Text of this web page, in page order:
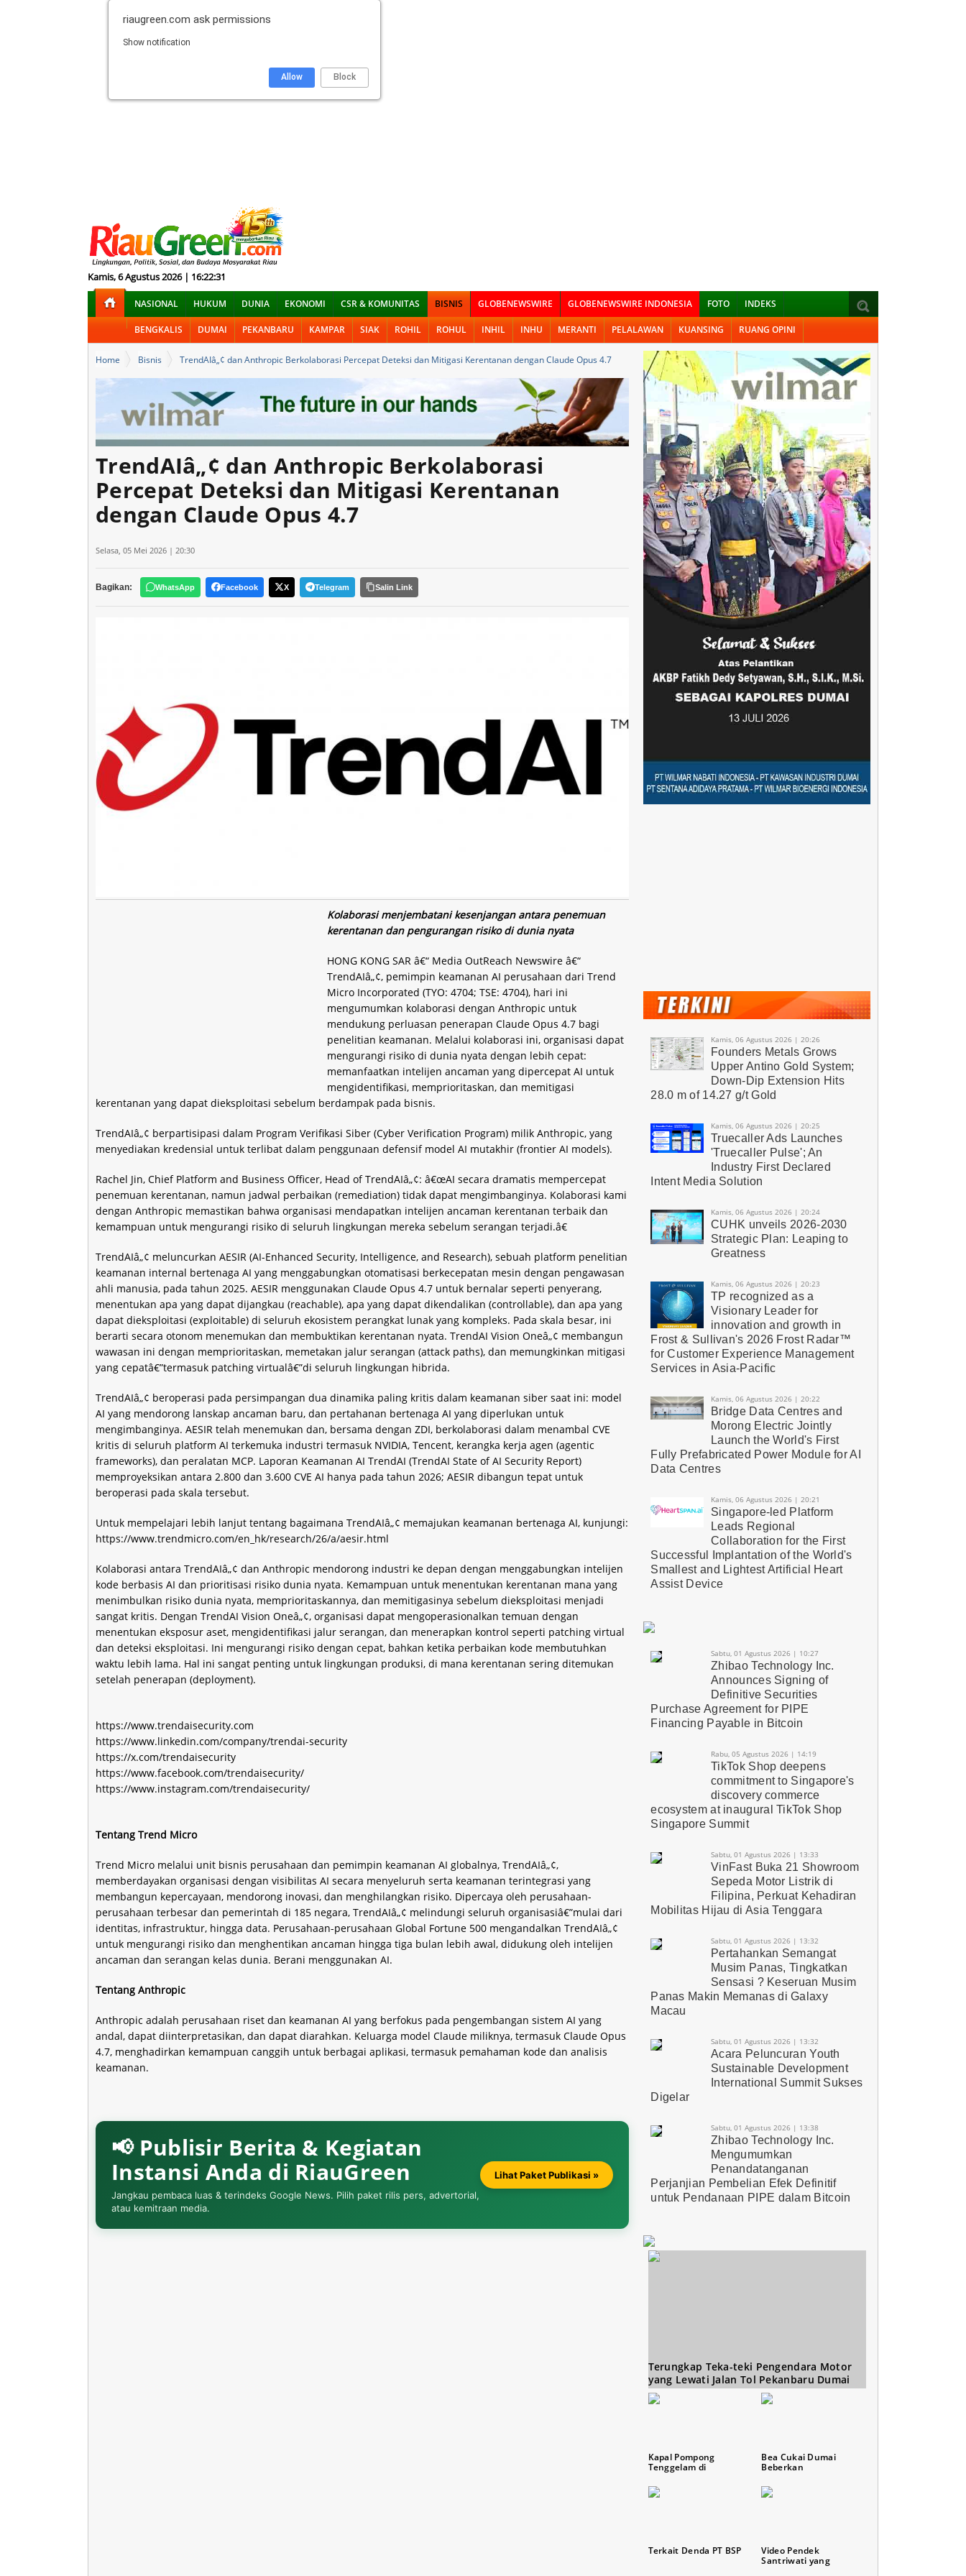
Kamis, 6 Agustus 2026 | 16:22:32
NASIONAL HUKUM DUNIA EKONOMI CSR & KOMUNITAS BISNIS GLOBENEWSWIRE GLOBENEWSWIRE INDONESIA FOTO INDEKS
BENGKALIS DUMAI PEKANBARU KAMPAR SIAK ROHIL ROHUL INHIL INHU MERANTI PELALAWAN KUANSING RUANG OPINI
Home Bisnis TrendAIâ„¢ dan Anthropic Berkolaborasi Percepat Deteksi dan Mitigasi Kerentanan dengan Claude Opus 4.7
TrendAIâ„¢ dan Anthropic Berkolaborasi
Percepat Deteksi dan Mitigasi Kerentanan
dengan Claude Opus 4.7
Selasa, 05 Mei 2026 | 20:30
Bagikan: WhatsApp Facebook X Telegram Salin Link
Kolaborasi menjembatani kesenjangan antara penemuan
kerentanan dan pengurangan risiko di dunia nyata
HONG KONG SAR â€“ Media OutReach Newswire â€“
TrendAIâ„¢, pemimpin keamanan AI perusahaan dari Trend
Micro Incorporated (TYO: 4704; TSE: 4704), hari ini
mengumumkan kolaborasi dengan Anthropic untuk
mendukung perluasan penerapan Claude Opus 4.7 bagi
penelitian keamanan. Melalui kolaborasi ini, organisasi dapat
mengurangi risiko di dunia nyata dengan lebih cepat:
memanfaatkan intelijen ancaman yang dipercepat AI untuk
mengidentifikasi, memprioritaskan, dan memitigasi
kerentanan yang dapat dieksploitasi sebelum berdampak pada bisnis.
TrendAIâ„¢ berpartisipasi dalam Program Verifikasi Siber (Cyber Verification Program) milik Anthropic, yang
menyediakan kredensial untuk terlibat dalam penggunaan defensif model AI mutakhir (frontier AI models).
Rachel Jin, Chief Platform and Business Officer, Head of TrendAIâ„¢: â€œAI secara dramatis mempercepat
penemuan kerentanan, namun jadwal perbaikan (remediation) tidak dapat mengimbanginya. Kolaborasi kami
dengan Anthropic memastikan bahwa organisasi mendapatkan intelijen ancaman kerentanan terbaik dan
kemampuan untuk mengurangi risiko di seluruh lingkungan mereka sebelum serangan terjadi.â€
TrendAIâ„¢ meluncurkan AESIR (AI-Enhanced Security, Intelligence, and Research), sebuah platform penelitian
keamanan internal bertenaga AI yang menggabungkan otomatisasi berkecepatan mesin dengan pengawasan
ahli manusia, pada tahun 2025. AESIR menggunakan Claude Opus 4.7 untuk bernalar seperti penyerang,
menentukan apa yang dapat dijangkau (reachable), apa yang dapat dikendalikan (controllable), dan apa yang
dapat dieksploitasi (exploitable) di seluruh ekosistem perangkat lunak yang kompleks. Pada skala besar, ini
berarti secara otonom menemukan dan membuktikan kerentanan nyata. TrendAI Vision Oneâ„¢ membangun
wawasan ini dengan memprioritaskan, memetakan jalur serangan (attack paths), dan memungkinkan mitigasi
yang cepatâ€”termasuk patching virtualâ€”di seluruh lingkungan hibrida.
TrendAIâ„¢ beroperasi pada persimpangan dua dinamika paling kritis dalam keamanan siber saat ini: model
AI yang mendorong lanskap ancaman baru, dan pertahanan bertenaga AI yang diperlukan untuk
mengimbanginya. AESIR telah menemukan dan, bersama dengan ZDI, berkolaborasi dalam menambal CVE
kritis di seluruh platform AI terkemuka industri termasuk NVIDIA, Tencent, kerangka kerja agen (agentic
frameworks), dan peralatan MCP. Laporan Keamanan AI TrendAI (TrendAI State of AI Security Report)
memproyeksikan antara 2.800 dan 3.600 CVE AI hanya pada tahun 2026; AESIR dibangun tepat untuk
beroperasi pada skala tersebut.
Untuk mempelajari lebih lanjut tentang bagaimana TrendAIâ„¢ memajukan keamanan bertenaga AI, kunjungi:
https://www.trendmicro.com/en_hk/research/26/a/aesir.html
Kolaborasi antara TrendAIâ„¢ dan Anthropic mendorong industri ke depan dengan menggabungkan intelijen
kode berbasis AI dan prioritisasi risiko dunia nyata. Kemampuan untuk menentukan kerentanan mana yang
menimbulkan risiko dunia nyata, memprioritaskannya, dan memitigasinya sebelum dieksploitasi menjadi
sangat kritis. Dengan TrendAI Vision Oneâ„¢, organisasi dapat mengoperasionalkan temuan dengan
menentukan eksposur aset, mengidentifikasi jalur serangan, dan menerapkan kontrol seperti patching virtual
dan deteksi eksploitasi. Ini mengurangi risiko dengan cepat, bahkan ketika perbaikan kode membutuhkan
waktu lebih lama. Hal ini sangat penting untuk lingkungan produksi, di mana kerentanan sering ditemukan
setelah penerapan (deployment).
https://www.trendaisecurity.com
https://www.linkedin.com/company/trendai-security
https://x.com/trendaisecurity
https://www.facebook.com/trendaisecurity/
https://www.instagram.com/trendaisecurity/
Tentang Trend Micro
Trend Micro melalui unit bisnis perusahaan dan pemimpin keamanan AI globalnya, TrendAIâ„¢,
memberdayakan organisasi dengan visibilitas AI secara menyeluruh serta keamanan terintegrasi yang
membangun kepercayaan, mendorong inovasi, dan menghilangkan risiko. Dipercaya oleh perusahaan-
perusahaan terbesar dan pemerintah di 185 negara, TrendAIâ„¢ melindungi seluruh organisasiâ€”mulai dari
identitas, infrastruktur, hingga data. Perusahaan-perusahaan Global Fortune 500 mengandalkan TrendAIâ„¢
untuk mengurangi risiko dan menghentikan ancaman hingga tiga bulan lebih awal, didukung oleh intelijen
ancaman dan serangan kelas dunia. Berani menggunakan AI.
Tentang Anthropic
Anthropic adalah perusahaan riset dan keamanan AI yang berfokus pada pengembangan sistem AI yang
andal, dapat diinterpretasikan, dan dapat diarahkan. Keluarga model Claude miliknya, termasuk Claude Opus
4.7, menghadirkan kemampuan canggih untuk berbagai aplikasi, termasuk pemahaman kode dan analisis
keamanan.
📢 Publisir Berita & Kegiatan
Instansi Anda di RiauGreen
Jangkau pembaca luas & terindeks Google News. Pilih paket rilis pers, advertorial,
atau kemitraan media.
Lihat Paket Publikasi »
Kamis, 06 Agustus 2026 | 20:26
Founders Metals Grows
Upper Antino Gold System;
Down-Dip Extension Hits
28.0 m of 14.27 g/t Gold
Kamis, 06 Agustus 2026 | 20:25
Truecaller Ads Launches
'Truecaller Pulse'; An
Industry First Declared
Intent Media Solution
Kamis, 06 Agustus 2026 | 20:24
CUHK unveils 2026-2030
Strategic Plan: Leaping to
Greatness
Kamis, 06 Agustus 2026 | 20:23
TP recognized as a
Visionary Leader for
innovation and growth in
Frost & Sullivan's 2026 Frost Radar™
for Customer Experience Management
Services in Asia-Pacific
Kamis, 06 Agustus 2026 | 20:22
Bridge Data Centres and
Morong Electric Jointly
Launch the World's First
Fully Prefabricated Power Module for AI
Data Centres
Kamis, 06 Agustus 2026 | 20:21
Singapore-led Platform
Leads Regional
Collaboration for the First
Successful Implantation of the World's
Smallest and Lightest Artificial Heart
Assist Device
Sabtu, 01 Agustus 2026 | 10:27
Zhibao Technology Inc.
Announces Signing of
Definitive Securities
Purchase Agreement for PIPE
Financing Payable in Bitcoin
Rabu, 05 Agustus 2026 | 14:19
TikTok Shop deepens
commitment to Singapore's
discovery commerce
ecosystem at inaugural TikTok Shop
Singapore Summit
Sabtu, 01 Agustus 2026 | 13:33
VinFast Buka 21 Showroom
Sepeda Motor Listrik di
Filipina, Perkuat Kehadiran
Mobilitas Hijau di Asia Tenggara
Sabtu, 01 Agustus 2026 | 13:32
Pertahankan Semangat
Musim Panas, Tingkatkan
Sensasi ? Keseruan Musim
Panas Makin Memanas di Galaxy
Macau
Sabtu, 01 Agustus 2026 | 13:32
Acara Peluncuran Youth
Sustainable Development
International Summit Sukses
Digelar
Sabtu, 01 Agustus 2026 | 13:38
Zhibao Technology Inc.
Mengumumkan
Penandatanganan
Perjanjian Pembelian Efek Definitif
untuk Pendanaan PIPE dalam Bitcoin
Terungkap Teka-teki Pengendara Motor
yang Lewati Jalan Tol Pekanbaru Dumai
Kapal Pompong
Tenggelam di
Bea Cukai Dumai
Beberkan
Terkait Denda PT BSP
Video Pendek
Santriwati yang
riaugreen.com ask permissions
Show notification
Block
Allow